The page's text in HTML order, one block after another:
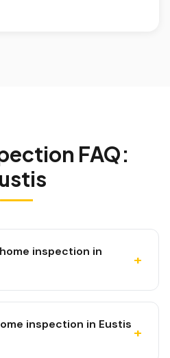
FAQ:
inspection in
+
inspection in Eustis +